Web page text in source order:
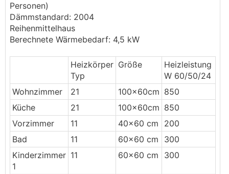
Personen)
Dämmstandard: 2004
Reihenmittelhaus
Berechnete Wärmebedarf: 4,5 kW
Heizkörper
Typ
Größe
Heizleistung
W 60/50/24
Wohnzimmer
21 100x60cm 850
Küche
21 100x60cm 850
Vorzimmer
11 40x60 cm
200
Bad
11 60x60 cm
300
Kinderzimmer
1
11 60x60 cm 300